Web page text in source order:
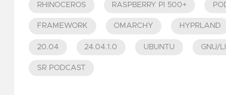
RHINOCEROS RASPBERRY PI 500+
FRAMEWORK OMARCHY HYPRLAND
20.04 24.04.1.0 UBUNTU GNU/
SR PODCAST